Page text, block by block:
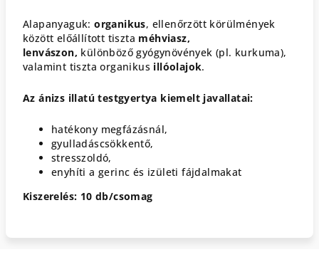
Alapanyaguk: organikus, ellenőrzött körülmények
között előállított tiszta méhviasz,
lenvászon, különböző gyógynövények (pl. kurkuma),
valamint tiszta organikus illóolajok.
Az ánizs illatú testgyertya kiemelt javallatai:
hatékony megfázásnál,
gyulladáscsökkentő,
stresszoldó,
enyhíti a gerinc és izületi fájdalmakat
Kiszerelés: 10 db/csomag